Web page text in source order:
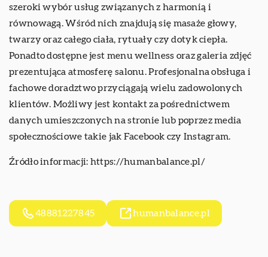
szeroki wybór usług związanych z harmonią i
równowagą. Wśród nich znajdują się masaże głowy,
twarzy oraz całego ciała, rytuały czy dotyk ciepła.
Ponadto dostępne jest menu wellness oraz galeria zdjęć
prezentująca atmosferę salonu. Profesjonalna obsługa i
fachowe doradztwo przyciągają wielu zadowolonych
klientów. Możliwy jest kontakt za pośrednictwem
danych umieszczonych na stronie lub poprzez media
społecznościowe takie jak Facebook czy Instagram.
Źródło informacji: https://humanbalance.pl/
48881227845 humanbalance.pl